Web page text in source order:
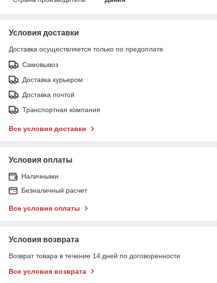
Условия доставки
Доставка осуществляется только по предоплате.
Самовывоз
Доставка курьером
Доставка почтой
Транспортная компания
Все условия доставки
Условия оплаты
Наличными
Безналичный расчет
Все условия оплаты
Условия возврата
Возврат товара в течение 14 дней по договоренности
Все условия возврата